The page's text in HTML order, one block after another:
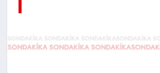
TEKNOLOJI